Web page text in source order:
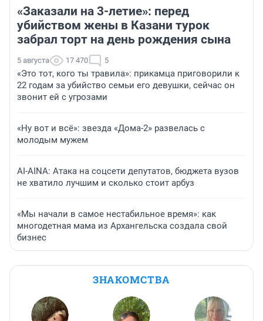
«Заказали на 3-летие»: перед
убийством жены в Казани турок
забрал торт на день рождения сына
5 августа 17 470 5
«Это тот, кого ты травила»: прикамца приговорили к
22 годам за убийство семьи его девушки, сейчас он
звонит ей с угрозами
«Ну вот и всё»: звезда «Дома-2» развелась с
молодым мужем
AI-AINA: Атака на соцсети депутатов, бюджета вузов
не хватило лучшим и сколько стоит арбуз
«Мы начали в самое нестабильное время»: как
многодетная мама из Архангельска создала свой
бизнес
ЗНАКОМСТВА